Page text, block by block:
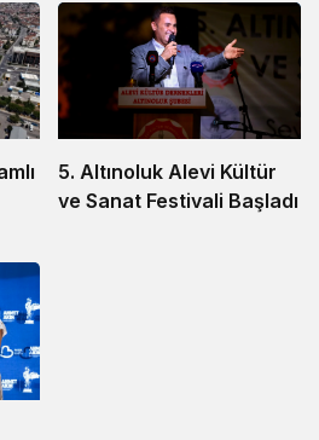
5. Altınoluk Alevi Kültür
ve Sanat Festivali Başladı